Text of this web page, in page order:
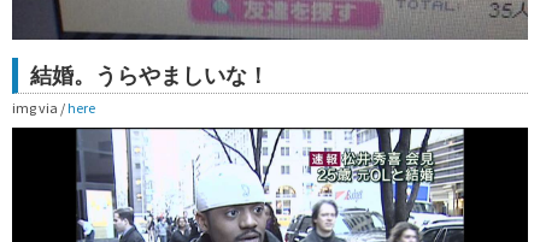
結婚。うらやましいな！
img via / here